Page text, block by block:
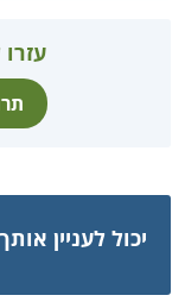
יכול לעניין